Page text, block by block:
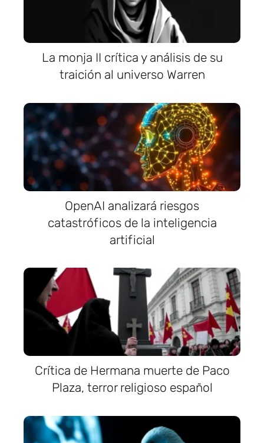
La monja II crítica y análisis de su
traición al universo Warren
OpenAI analizará riesgos
catastróficos de la inteligencia
artificial
Crítica de Hermana muerte de Paco
Plaza, terror religioso español